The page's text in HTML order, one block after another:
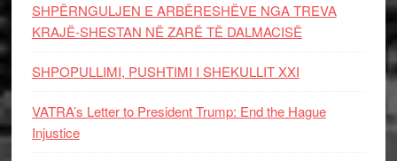
SHPËRNGULJEN E ARBËRESHËVE NGA TREVA
KRAJË-SHESTAN NË ZARË TË DALMACISË
SHPOPULLIMI, PUSHTIMI I SHEKULLIT XXI
VATRA’s Letter to President Trump: End the Hague
Injustice